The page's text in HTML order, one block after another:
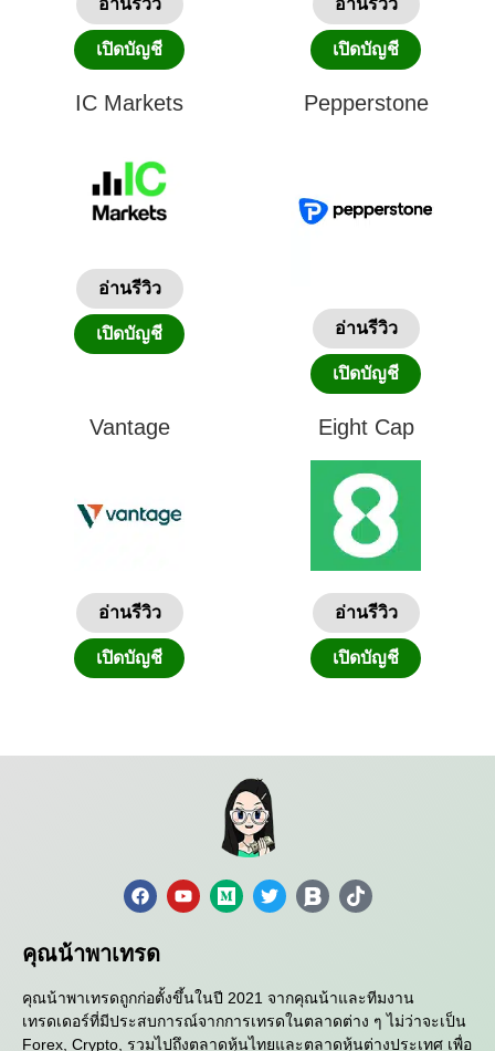
อ่านรีวิว
เปิดบัญชี
อ่านรีวิว
เปิดบัญชี
IC Markets
อ่านรีวิว
เปิดบัญชี
Pepperstone
อ่านรีวิว
เปิดบัญชี
Vantage
อ่านรีวิว
เปิดบัญชี
Eight Cap
อ่านรีวิว
เปิดบัญชี
คุณน้าพาเทรด
คุณน้าพาเทรดถูกก่อตั้งขึ้นในปี 2021 จากคุณน้าและทีมงาน
เทรดเดอร์ที่มีประสบการณ์จากการเทรดในตลาดต่าง ๆ ไม่ว่าจะเป็น
Forex, Crypto, รวมไปถึงตลาดหุ้นไทยและตลาดหุ้นต่างประเทศ เพื่อ